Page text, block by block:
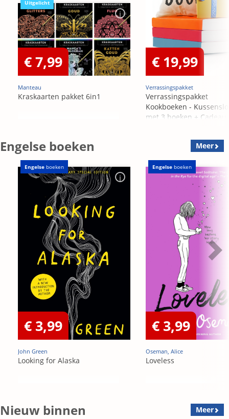
Uitgelicht
€ 7,99
Manteau
Kraskaarten pakket 6in1
€ 19,99
Verrassingspakket
Verrassingspakket
Kookboeken -
met 3 boeken + Cadeau
Engelse boeken Meer
Engelse boeken
€ 3,99
John Green
Looking for Alaska
Engelse boeken
€ 3,99
Oseman, Alice
Loveless
Nieuw binnen Meer